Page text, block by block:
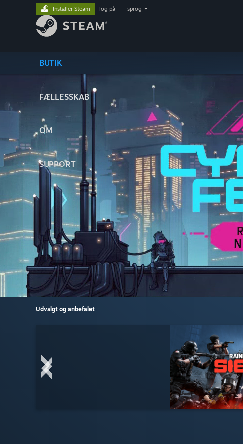
BUTIK
FÆLLESSKAB
OM
SUPPORT
Installer Steam log på sprog
Udvalgt og anbefalet